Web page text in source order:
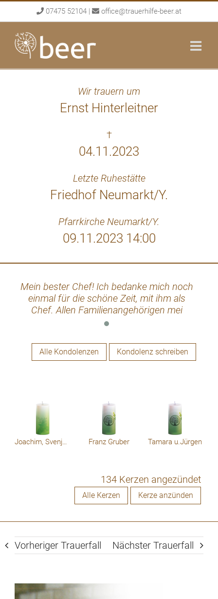
to
content
07475 52104 | office@trauerhilfe-beer.at
Wir trauern um
Ernst Hinterleitner
†
04.11.2023
Letzte Ruhestätte
Friedhof Neumarkt/Y.
Pfarrkirche Neumarkt/Y.
09.11.2023 14:00
Mein bester Chef! Ich bedanke mich noch
einmal für die schöne Zeit, mit ihm als
Chef. Allen Familienangehörigen mei
herzliche Beileid.
Alle Kondolenzen Kondolenz schreiben
Joachim, Svenja und Frederike Franz Gruber Tamara u.Jürgen
134 Kerzen angezündet
Alle Kerzen Kerze anzünden
Vorheriger Trauerfall Nächster Trauerfall